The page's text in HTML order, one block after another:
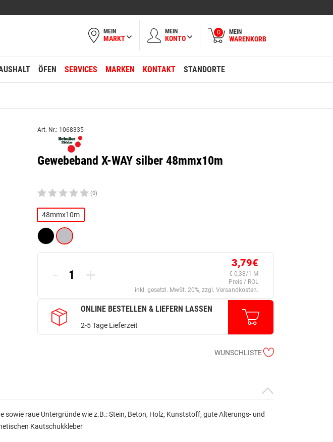
MEIN
MARKT
MEIN
KONTO
0 MEIN
WARENKORB
ÖFEN SERVICES MARKEN KONTAKT STANDORTE
Art. Nr.: 1068335
Gewebeband X-WAY silber 48mmx10m
(0)
48mmx10m
- +
3,79€
€ 0,38/1 M
Preis / ROL
inkl. gesetzl. MwSt. 20%, zzgl. Versandkosten.
ONLINE BESTELLEN & LIEFERN LASSEN
2-5 Tage Lieferzeit
WUNSCHLISTE
sowie raue Untergründe wie z.B.: Stein, Beton, Holz, Kunststoff, gute Alterungs- und
Kautschukkleber